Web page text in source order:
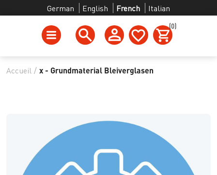
German English French Italian
(0)
Accueil / x - Grundmaterial Bleiverglasen